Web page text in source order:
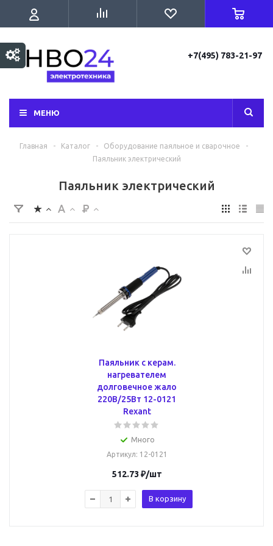
+7(495) 783-21-97
МЕНЮ
Главная - Каталог - Оборудование паяльное и сварочное
-
Паяльник электрический
Паяльник электрический
Паяльник с керам.
нагревателем
долговечное жало
220В/25Вт 12-0121
Rexant
Много
Артикул: 12-0121
512.73 ₽/шт
В корзину